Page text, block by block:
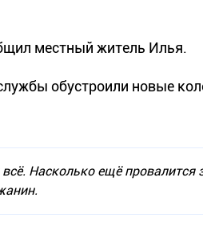
местный житель Илья.
обустроили новые
Насколько ещё провалится